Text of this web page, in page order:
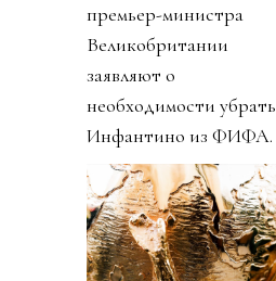
премьер-министра
Великобритании
заявляют о
необходимости убрать
Инфантино из ФИФА.